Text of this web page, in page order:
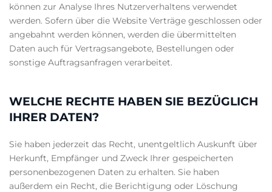
können zur Analyse Ihres Nutzerverhaltens verwendet
werden. Sofern über die Website Verträge geschlossen oder
angebahnt werden können, werden die übermittelten
Daten auch für Vertragsangebote, Bestellungen oder
sonstige Auftragsanfragen verarbeitet.
WELCHE RECHTE HABEN SIE BEZÜGLICH
IHRER DATEN?
Sie haben jederzeit das Recht, unentgeltlich Auskunft über
Herkunft, Empfänger und Zweck Ihrer gespeicherten
personenbezogenen Daten zu erhalten. Sie haben
außerdem ein Recht, die Berichtigung oder Löschung